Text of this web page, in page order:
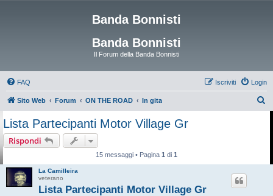
Banda Bonnisti
Banda Bonnisti
Il Forum della Banda Bonnisti
FAQ Login
Iscriviti
Sito Web Forum ON THE ROAD In gita
Lista Partecipanti Motor Village Gr
Rispondi
15 messaggi • Pagina 1 di 1
La Camilleira
veterano
Lista Partecipanti Motor Village Gr